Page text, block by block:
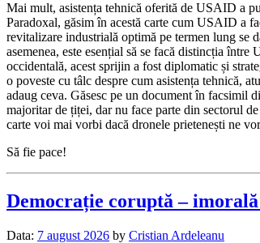
Mai mult, asistența tehnică oferită de USAID a
Paradoxal, găsim în acestă carte cum USAID a
revitalizare industrială optimă pe termen lung
asemenea, este esențial să se facă distincția
occidentală, acest sprijin a fost diplomatic și
o poveste cu tâlc despre cum asistența tehnică,
adaug ceva. Găsesc pe un document în facsimil
majoritar de țiței, dar nu face parte din sectorul
carte voi mai vorbi dacă dronele prietenești ne
Să fie pace!
Democrație coruptă –
Data: 7 august 2026 by Cristian Ardeleanu